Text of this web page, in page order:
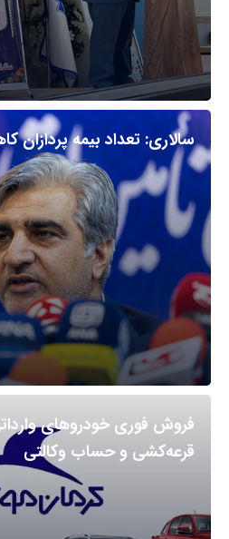
سالاری: تعداد بیمه پردازان
قرعه‌کشی و حساب وکالتی